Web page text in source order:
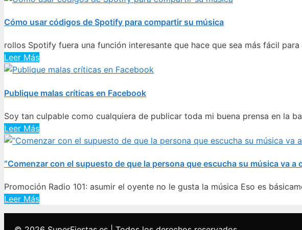
Cómo usar códigos de Spotify para compartir su música
rollos Spotify fuera una función interesante que hace que sea más fácil
Leer Más
Publique malas críticas en Facebook
Soy tan culpable como cualquiera de publicar toda mi buena prensa en la
Leer Más
“Comenzar con el supuesto de que la persona que escucha su música va a
Promoción Radio 101: asumir el oyente no le gusta la música Eso es
Leer Más